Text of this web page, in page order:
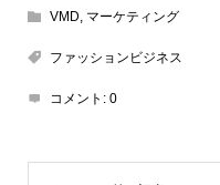
VMD マーケティング
ファッションビジネス
コメント: 0